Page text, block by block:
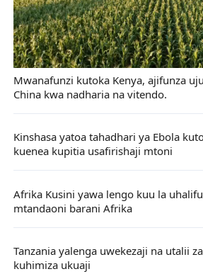
Mwanafunzi kutoka Kenya, ajifunza
China kwa nadharia na vitendo.
Kinshasa yatoa tahadhari ya Ebola
kuenea kupitia usafirishaji mtoni
Afrika Kusini yawa lengo kuu la
mtandaoni barani Afrika
Tanzania yalenga uwekezaji na utalii
kuhimiza ukuaji